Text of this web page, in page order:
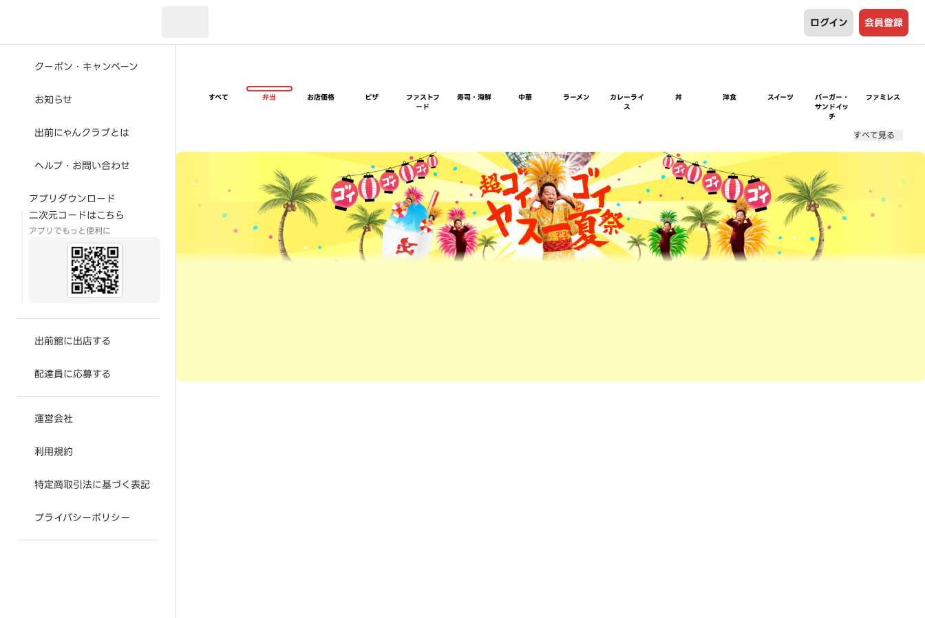
ログイン 会員登録
クーポン・キャンペーン
お知らせ
出前にゃんクラブとは
ヘルプ・お問い合わせ
アプリダウンロード
二次元コードはこちら
アプリでもっと便利に
出前館に出店する
配達員に応募する
運営会社
利用規約
特定商取引法に基づく表記
プライバシーポリシー
すべて 弁当 お店価格 ピザ
ファストフ
ード
寿司・海鮮 中華 ラーメン
カレーライ
ス
丼 洋食 スイーツ
バーガー・
サンドイッ
チ
ファミレス
すべて見る
超ゴイゴイヤスー夏祭